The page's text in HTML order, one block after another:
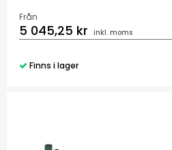
Från
5 045,25 kr inkl. moms
Finns i lager